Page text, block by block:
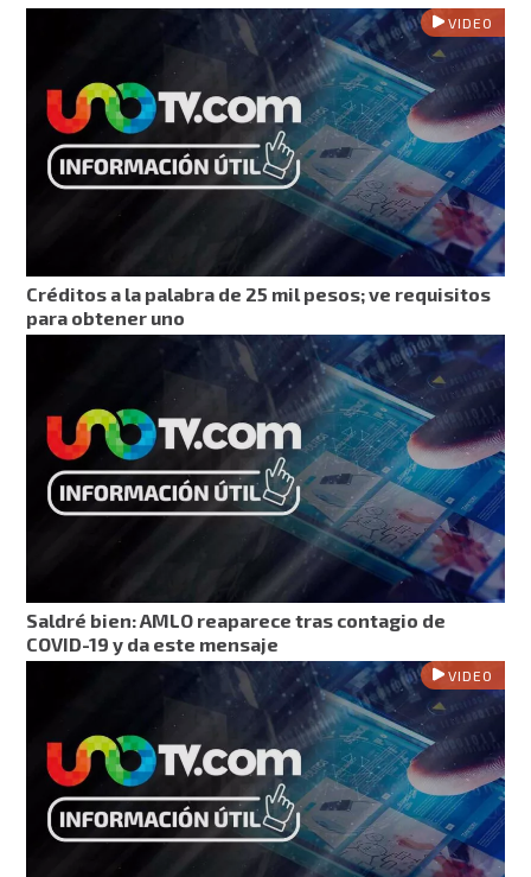
VIDEO
Créditos a la palabra de 25 mil pesos; ve requisitos
para obtener uno
Saldré bien: AMLO reaparece tras contagio de
COVID-19 y da este mensaje
VIDEO